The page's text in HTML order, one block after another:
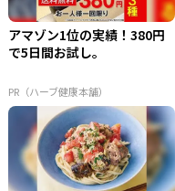
アマゾン1位の実績！380円
で5日間お試し。
PR（ハーブ健康本舗）